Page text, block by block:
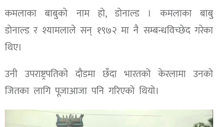
कमलाका बाबुको नाम हो, डोनाल्ड । कमलाका बाबु
डोनाल्ड र श्यामलाले सन् १९७२ मा नै सम्बन्धविच्छेद गरेका
थिए।
उनी उपराष्ट्रपतिको दौडमा छँदा भारतको केरलामा उनको
जितका लागि पूजाआजा पनि गरिएको थियो।